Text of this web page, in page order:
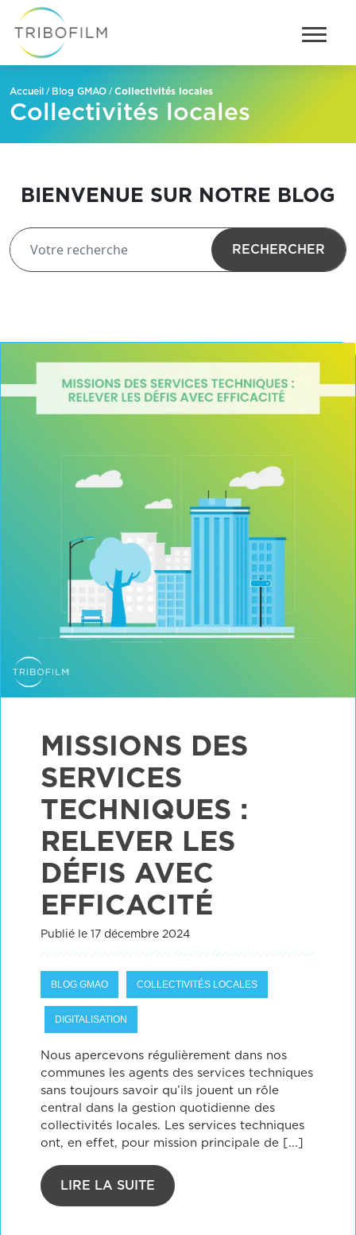
Accueil / Blog GMAO /Collectivités locales
Collectivités locales
BIENVENUE SUR NOTRE BLOG
RECHERCHER
MISSIONS DES
SERVICES
TECHNIQUES :
RELEVER LES
DÉFIS AVEC
EFFICACITÉ
Publié le 17 décembre 2024
BLOG GMAO COLLECTIVITÉS LOCALES
DIGITALISATION
Nous apercevons régulièrement dans nos
communes les agents des services techniques
sans toujours savoir qu’ils jouent un rôle
central dans la gestion quotidienne des
collectivités locales. Les services techniques
ont, en effet, pour mission principale de [...]
LIRE LA SUITE